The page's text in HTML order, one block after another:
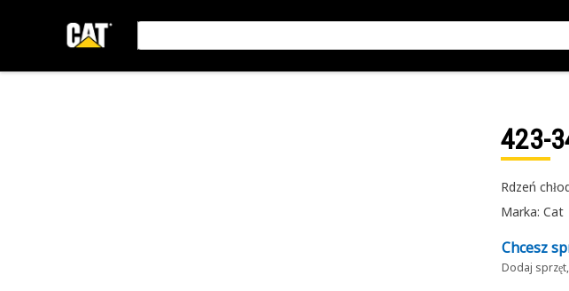
423-
Rdzeń
Marka: Cat
Chcesz
Dodaj